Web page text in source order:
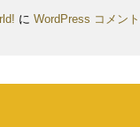
に WordPress コメン